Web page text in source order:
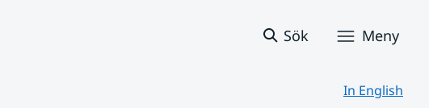
Sök Meny
In English